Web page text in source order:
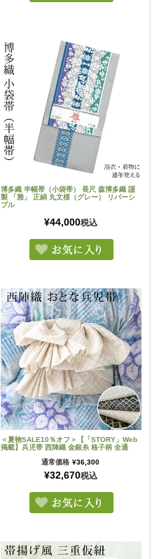
博多織 半幅帯（小袋帯） 長尺 森博多織 謹
製 「雅」 正絹 丸文様（グレー） リバーシ
ブル
¥44,000税込
＜夏物SALE10％オフ＞【「STORY」Web
掲載】兵児帯 西陣織 金銀糸 格子柄 全通
通常価格 ¥36,300
¥32,670税込